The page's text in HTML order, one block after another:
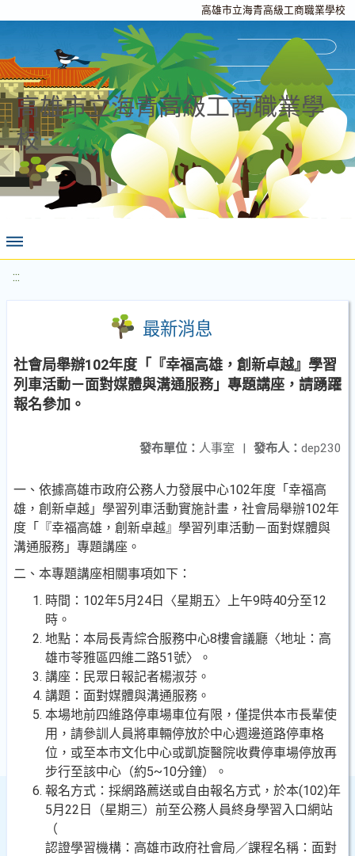
高雄市立海青高級工商職業學校
高雄市立海青高級工商職業學
校
:::
最新消息
社會局舉辦102年度「『幸福高雄，創新卓越』學習
列車活動－面對媒體與溝通服務」專題講座，請踴躍
報名參加。
發布人： dep230
發布單位： 人事室 |
一、依據高雄市政府公務人力發展中心102年度「幸福高
雄，創新卓越」學習列車活動實施計畫，社會局舉辦102年
度「『幸福高雄，創新卓越』學習列車活動－面對媒體與
溝通服務」專題講座。
二、本專題講座相關事項如下：
時間：102年5月24日〈星期五〉上午9時40分至12
時。
地點：本局長青綜合服務中心8樓會議廳〈地址：高
雄市苓雅區四維二路51號〉。
講座：民眾日報記者楊淑芬。
講題：面對媒體與溝通服務。
本場地前四維路停車場車位有限，僅提供本市長輩使
用，請參訓人員將車輛停放於中心週邊道路停車格
位，或至本市文化中心或凱旋醫院收費停車場停放再
步行至該中心（約5~10分鐘）。
報名方式：採網路薦送或自由報名方式，於本(102)年
5月22日（星期三）前至公務人員終身學習入口網站
（
認證學習機構：高雄市政府社會局／課程名稱：面對